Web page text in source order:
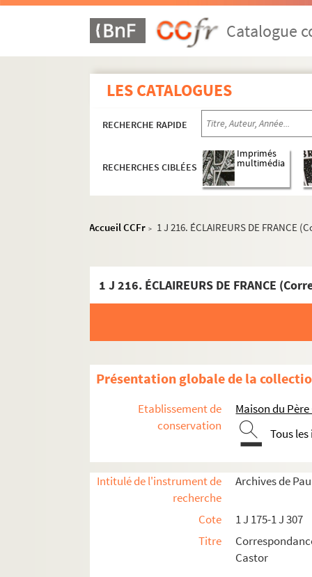
Catalogue
LES CATALOGUES
RECHERCHE RAPIDE
RECHERCHES CIBLÉES
Imprimés
multimédia
Accueil CCFr > 1 J 216. ÉCLAIREURS DE FRANCE
1 J 216. ÉCLAIREURS DE FRANCE
Présentation globale de la
Etablissement de
conservation
Maison du
Tous
Intitulé de l'instrument de
recherche
Archives de
Cote
1 J 175-1 J 307
Titre
Castor
1 J 175-1 J 179. Correspondance A
1 J 180-1 J 192. Correspondance B
1 J 193-1 J 205. Correspondance C